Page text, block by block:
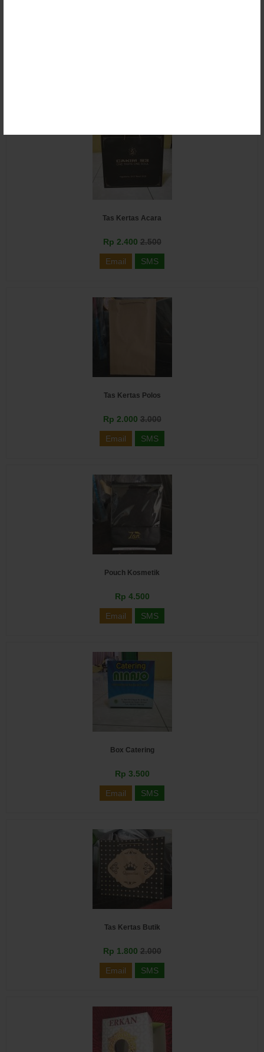
Tas Kertas Acara
Rp 2.400 2.500
Email SMS
Tas Kertas Polos
Rp 2.000 3.000
Email SMS
Pouch Kosmetik
Rp 4.500
Email SMS
Box Catering
Rp 3.500
Email SMS
Tas Kertas Butik
Rp 1.800 2.000
Email SMS